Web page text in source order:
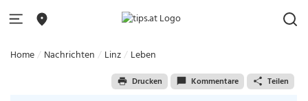
Home Nachrichten Linz Leben
Drucken Kommentare Teilen